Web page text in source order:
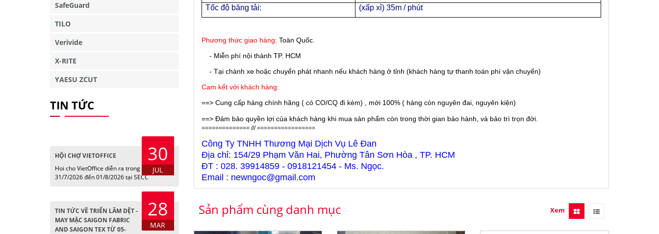
Tốc độ băng tải:
(xấp xỉ) 35m / phút
Phương thức giao hàng: Toàn Quốc.
- Miễn phí nội thành TP. HCM
- Tại chành xe hoặc chuyển phát nhanh nếu khách hàng ở tỉnh (khách hàng tự thanh toán phí vận chuyển)
Cam kết với khách hàng:
==> Cung cấp hàng chính hãng ( có CO/CQ đi kèm) , mới 100% ( hàng còn nguyên đai, nguyên kiện)
==> Đảm bảo quyền lợi của khách hàng khi mua sản phẩm còn trong thời gian bảo hành, và bảo trì trọn đời.
============== /// =================
Công Ty TNHH Thương Mại Dịch Vụ Lê Đan
Địa chỉ: 154/29 Phạm Văn Hai, Phường Tân Sơn Hòa , TP. HCM
ĐT : 028. 39914859 - 0918121454 - Ms. Ngọc.
Email : newngoc@gmail.com
Sản phẩm cùng danh mục Xem
SafeGuard
TILO
Verivide
X-RITE
YAESU ZCUT
TIN TỨC
30
JUL
HỘI CHỢ VIETOFFICE
Hoi cho VietOffice diễn ra trong các ngày
31/7/2026 đến 01/8/2026 tại SECC
28
MAR
TIN TỨC VỀ TRIỂN LÃM DỆT -
MAY MẶC SAIGON FABRIC
AND SAIGON TEX TỪ 05-